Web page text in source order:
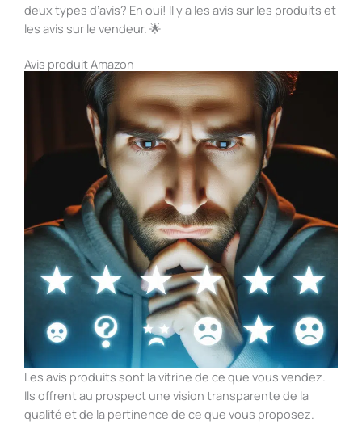
deux types d’avis? Eh oui! Il y a les avis sur les produits et
les avis sur le vendeur. 🌟
Avis produit Amazon
Les avis produits sont la vitrine de ce que vous vendez.
Ils offrent au prospect une vision transparente de la
qualité et de la pertinence de ce que vous proposez.